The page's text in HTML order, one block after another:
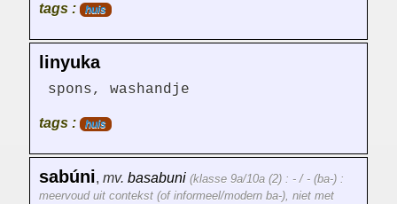
tags : huis
linyuka
spons, washandje
tags : huis
sabúni, mv. basabuni (klasse 9a/10a (2) : - / - (ba-) :
meervoud uit contekst (of informeel/modern ba-), niet met